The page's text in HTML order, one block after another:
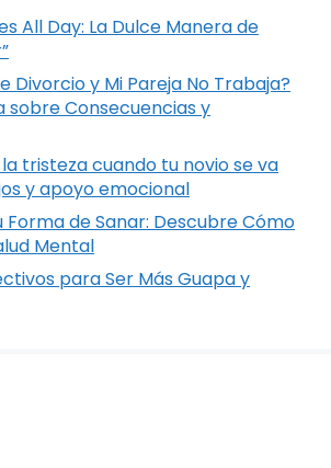
All Day: La Dulce Manera de
Divorcio y Mi Pareja No Trabaja?
sobre Consecuencias y
tristeza cuando tu novio se va
y apoyo emocional
Forma de Sanar: Descubre Cómo
Mental
para Ser Más Guapa y